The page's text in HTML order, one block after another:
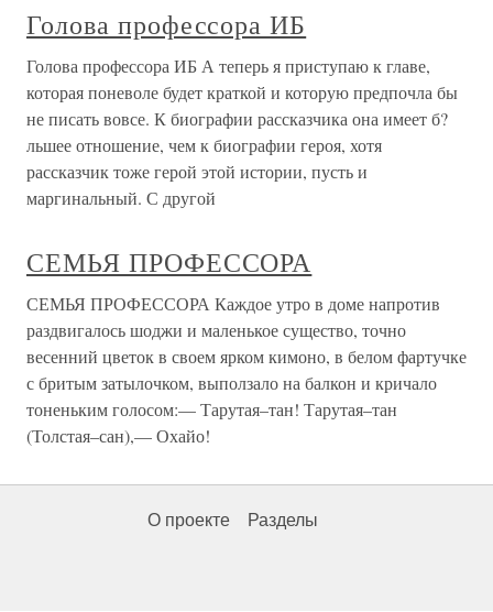
Голова профессора ИБ
Голова профессора ИБ А теперь я приступаю к главе,
которая поневоле будет краткой и которую предпочла бы
не писать вовсе. К биографии рассказчика она имеет б?
льшее отношение, чем к биографии героя, хотя
рассказчик тоже герой этой истории, пусть и
маргинальный. С другой
СЕМЬЯ ПРОФЕССОРА
СЕМЬЯ ПРОФЕССОРА Каждое утро в доме напротив
раздвигалось шоджи и маленькое существо, точно
весенний цветок в своем ярком кимоно, в белом фартучке
с бритым затылочком, выползало на балкон и кричало
тоненьким голосом:— Тарутая–тан! Тарутая–тан
(Толстая–сан),— Охайо!
О проекте Разделы